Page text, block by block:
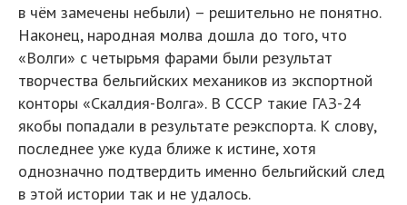
в чём замечены небыли) – решительно не понятно.
Наконец, народная молва дошла до того, что
«Волги» с четырьмя фарами были результат
творчества бельгийских механиков из экспортной
конторы «Скалдия-Волга». В СССР такие ГАЗ-24
якобы попадали в результате реэкспорта. К слову,
последнее уже куда ближе к истине, хотя
однозначно подтвердить именно бельгийский след
в этой истории так и не удалось.